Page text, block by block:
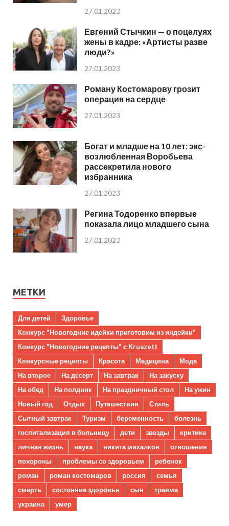
27.01.2023
Евгений Стычкин — о поцелуях
жены в кадре: «Артисты разве
люди?»
27.01.2023
Роману Костомарову грозит
операция на сердце
27.01.2023
Богат и младше на 10 лет: экс-
возлюбленная Воробьева
рассекретила нового
избранника
27.01.2023
Регина Тодоренко впервые
показала лицо младшего сына
27.01.2023
МЕТКИ
Для детей
Здоровье
Конкурс "Новогодние идейки приготовим из индейки"
Конкурс "Новогодние рецепты" с Kruazett
Конкурсные рецепты
Красота Медицина
Мода
На второе
На десерт На завтрак
На закуску
На обед
На полдник На праздничный стол
На ужин
Новый год
Отдых Путешествия
Стиль
Сытный завтрак
Туризм беременность
болезнь
госпитализация в больницу
дети звезды
критика
личная жизнь
наука никита михалков
отношения
похороны
проблемы со здоровьем
ребенок
роман
роман костомаров россия
семья
смерть
состояние здоровья сын
травма
украина
умер